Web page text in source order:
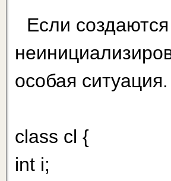
Если
особая
class cl {
int i;